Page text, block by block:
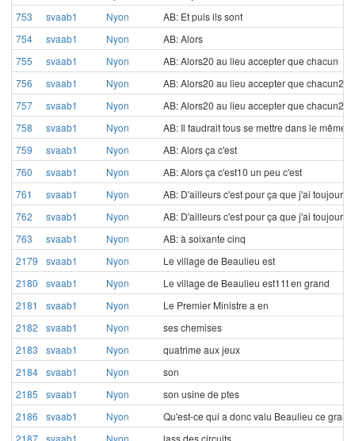
753
svaab1 Nyon
AB: Et puis ils sont
754
svaab1 Nyon
AB: Alors
755
svaab1 Nyon
AB: Alors20 au lieu accepter que chacun
756
svaab1 Nyon
AB: Alors20 au lieu accepter que chacun20
757
svaab1 Nyon
AB: Alors20 au lieu accepter que chacun20
758
svaab1 Nyon
AB: Il faudrait tous se mettre dans le même
759
svaab1 Nyon
AB: Alors ça c'est
760
svaab1 Nyon
AB: Alors ça c'est10 un peu c'est
761
svaab1 Nyon
AB: D'ailleurs c'est pour ça que j'ai toujours
762
svaab1 Nyon
AB: D'ailleurs c'est pour ça que j'ai toujours
763
svaab1 Nyon
AB: à soixante cinq
2179
svaab1 Nyon
Le village de Beaulieu est
2180
svaab1 Nyon
Le village de Beaulieu est11t en grand
2181
svaab1 Nyon
Le Premier Ministre a en
2182
svaab1 Nyon
ses chemises
2183
svaab1 Nyon
quatrime aux jeux
2184 svaab1 Nyon
son
2185
svaab1 Nyon
son usine de ptes
2186
svaab1 Nyon
Qu'est-ce qui a donc valu Beaulieu ce grand
2187 svaab1 Nyon lass des circuits